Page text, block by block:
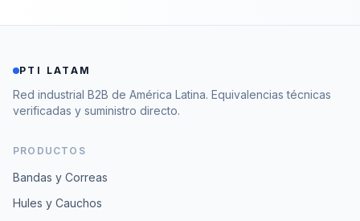
PTI LATAM
Red industrial B2B de América Latina. Equivalencias técnicas
verificadas y suministro directo.
PRODUCTOS
Bandas y Correas
Hules y Cauchos